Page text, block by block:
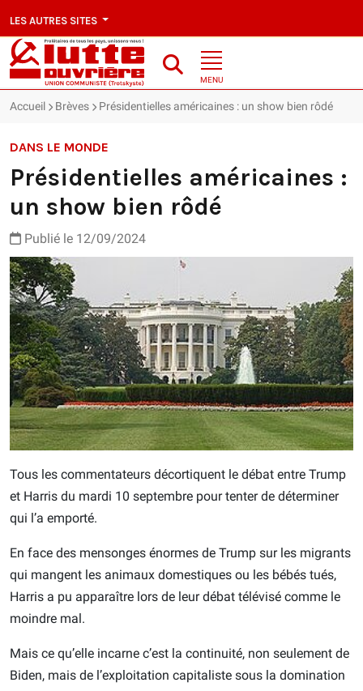
LES AUTRES SITES
MENU
Accueil Brèves Présidentielles américaines : un show bien rôdé
DANS LE MONDE
Présidentielles américaines :
un show bien rôdé
Publié le 12/09/2024
Tous les commentateurs décortiquent le débat entre Trump
et Harris du mardi 10 septembre pour tenter de déterminer
qui l’a emporté.
En face des mensonges énormes de Trump sur les migrants
qui mangent les animaux domestiques ou les bébés tués,
Harris a pu apparaître lors de leur débat télévisé comme le
moindre mal.
Mais ce qu’elle incarne c’est la continuité, non seulement de
Biden, mais de l’exploitation capitaliste sous la domination